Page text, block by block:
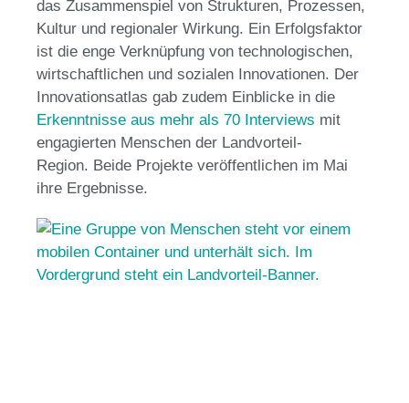
das Zusammenspiel von Strukturen, Prozessen,
Kultur und regionaler Wirkung. Ein Erfolgsfaktor
ist die enge Verknüpfung von technologischen,
wirtschaftlichen und sozialen Innovationen. Der
Innovationsatlas gab zudem Einblicke in die
Erkenntnisse aus mehr als 70 Interviews mit
engagierten Menschen der Landvorteil-
Region. Beide Projekte veröffentlichen im Mai
ihre Ergebnisse.